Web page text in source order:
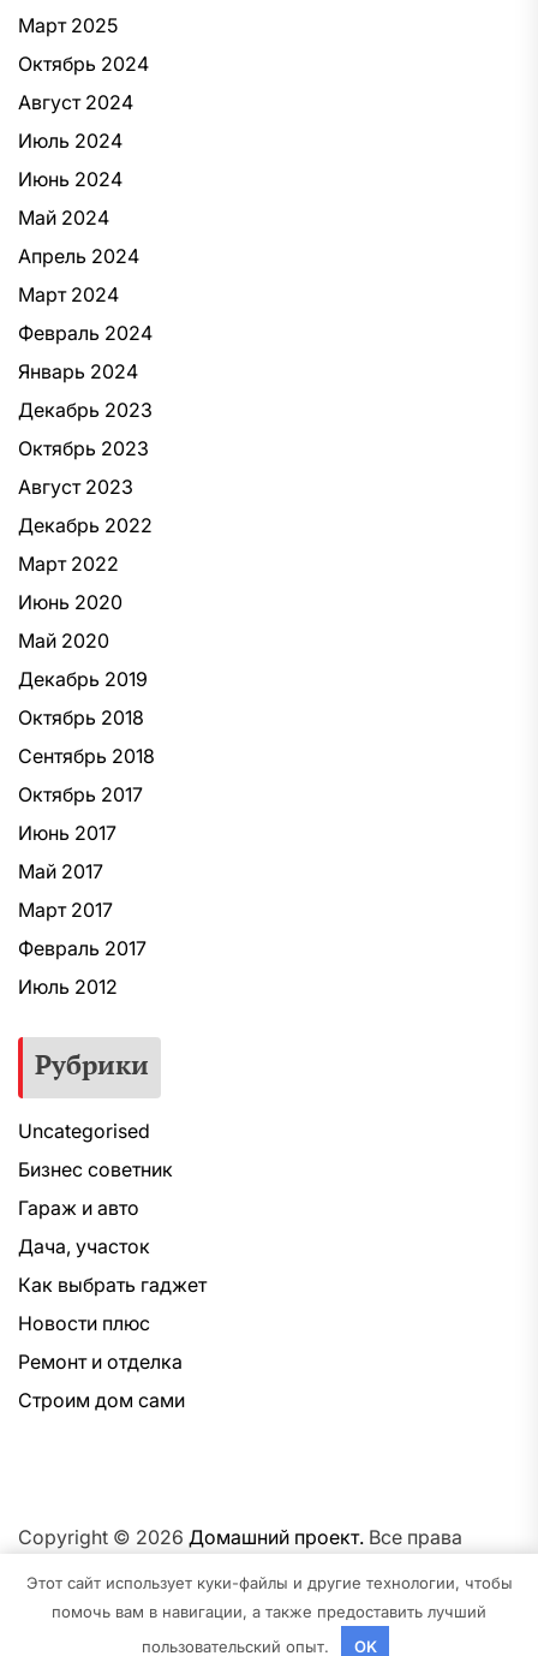
Март 2025
Октябрь 2024
Август 2024
Июль 2024
Июнь 2024
Май 2024
Апрель 2024
Март 2024
Февраль 2024
Январь 2024
Декабрь 2023
Октябрь 2023
Август 2023
Декабрь 2022
Март 2022
Июнь 2020
Май 2020
Декабрь 2019
Октябрь 2018
Сентябрь 2018
Октябрь 2017
Июнь 2017
Май 2017
Март 2017
Февраль 2017
Июль 2012
Рубрики
Uncategorised
Бизнес советник
Гараж и авто
Дача, участок
Как выбрать гаджет
Новости плюс
Ремонт и отделка
Строим дом сами
Copyright © 2026 Домашний проект. Все права
платформеWordPress.
Этот сайт использует куки-файлы и другие технологии, чтобы
помочь вам в навигации, а также предоставить лучший
пользовательский опыт.
OK